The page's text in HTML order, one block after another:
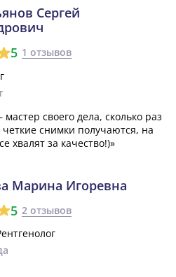
Сергей
5 1 отзывов
своего дела, сколько раз
снимки получаются, на
хвалят за качество!)»
Марина Игоревна
5 2 отзывов